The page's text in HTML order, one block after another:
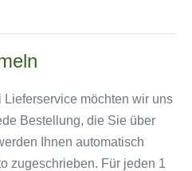
Lieferservice möchten wir uns
Bestellung, die Sie über
Ihnen automatisch
zugeschrieben. Für jeden 1